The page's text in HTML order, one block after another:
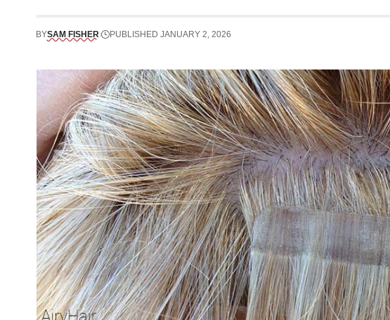
BYSAM FISHER PUBLISHED JANUARY 2, 2026